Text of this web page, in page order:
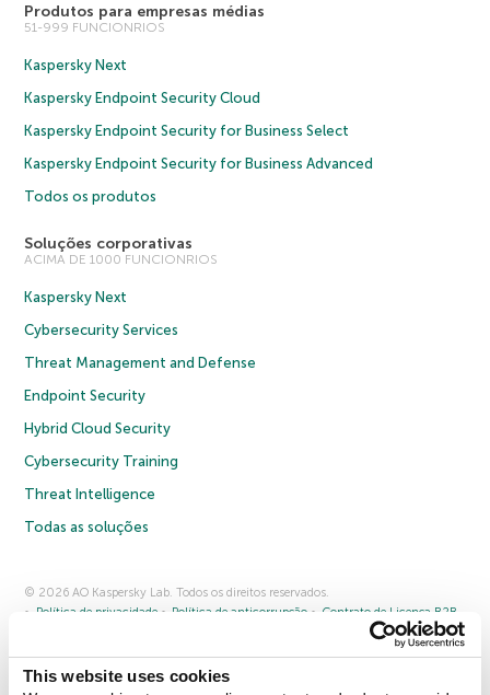
This website uses cookies
Produtos para empresas médias
51-999 FUNCIONRIOS
Kaspersky Next
Kaspersky Endpoint Security Cloud
Kaspersky Endpoint Security for Business Select
Kaspersky Endpoint Security for Business Advanced
Todos os produtos
Soluções corporativas
ACIMA DE 1000 FUNCIONRIOS
Kaspersky Next
Cybersecurity Services
Threat Management and Defense
Endpoint Security
Hybrid Cloud Security
Cybersecurity Training
Threat Intelligence
Todas as soluções
© 2026 AO Kaspersky Lab. Todos os direitos reservados.
Política de privacidade
Política de anticorrupção
Contrato de Licença B2B
Cookies
Fale conosco Sobre a Kaspersky Parceiros